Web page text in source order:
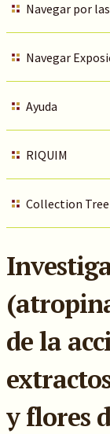
Navegar por
Navegar
Ayuda
RIQUIM
Collection Tree
de la
y flores